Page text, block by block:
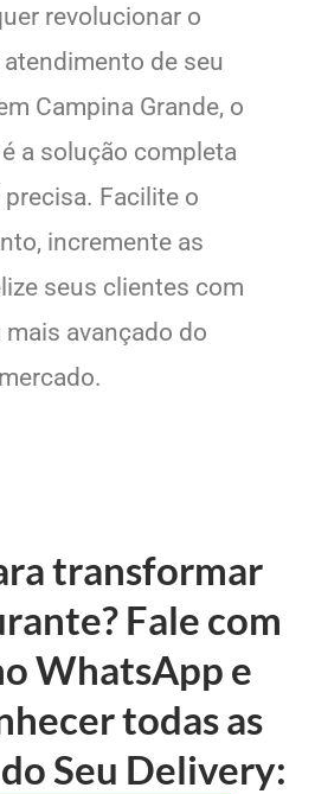
revolucionar o
atendimento de seu
Campina Grande, o
a solução completa
precisa. Facilite o
incremente as
seus clientes com
avançado do
mercado.
transformar
Fale com
WhatsApp e
todas as
Seu Delivery: